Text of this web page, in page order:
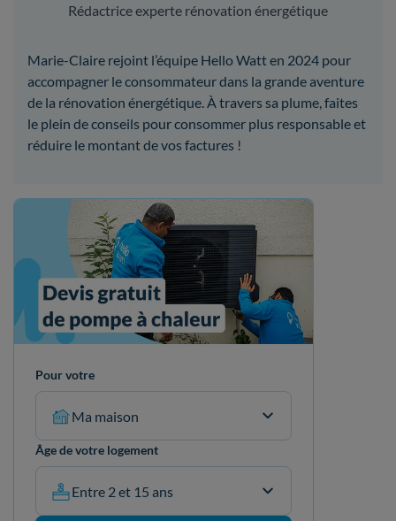
Pour votre
Ma maison
Âge de votre logement
Entre 2 et 15 ans
Rédactrice experte rénovation énergétique
Marie-Claire rejoint l’équipe Hello Watt en 2024 pour
accompagner le consommateur dans la grande aventure
de la rénovation énergétique. À travers sa plume, faites
le plein de conseils pour consommer plus responsable et
réduire le montant de vos factures !